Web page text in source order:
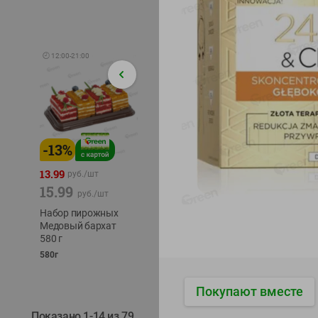
🕘 12:00-21:00
-13%
13.99 руб./шт
15.99 руб./шт
Набор пирожных
Медовый бархат
580 г
580г
-24%
4.99
Покупают вместе